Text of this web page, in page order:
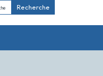
Recherche